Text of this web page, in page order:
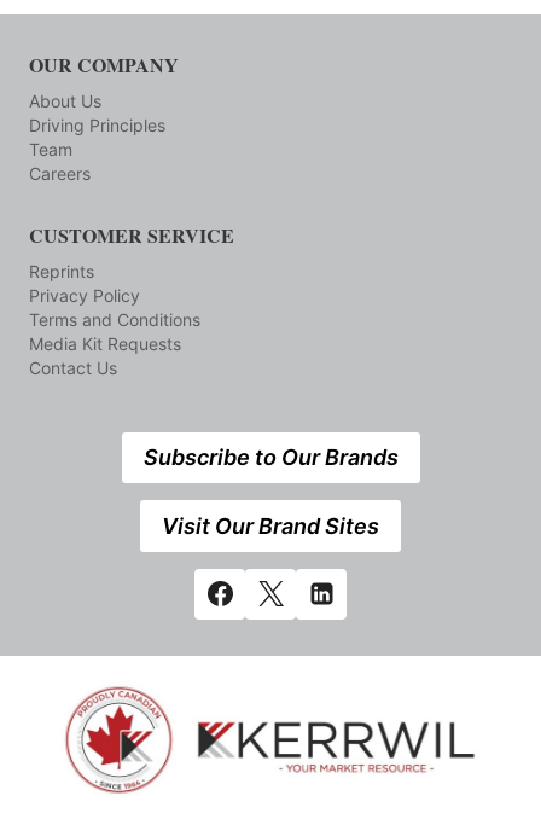
OUR COMPANY
About Us
Driving Principles
Team
Careers
CUSTOMER SERVICE
Reprints
Privacy Policy
Terms and Conditions
Media Kit Requests
Contact Us
Subscribe to Our Brands
Visit Our Brand Sites